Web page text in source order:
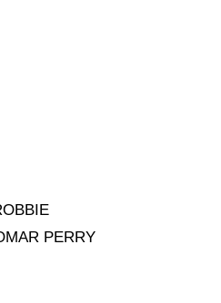
PERRY